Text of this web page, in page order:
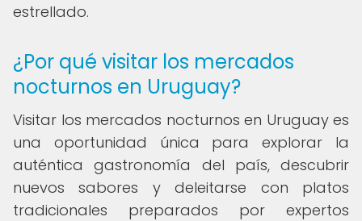
estrellado.
¿Por qué visitar los mercados
nocturnos en Uruguay?
Visitar los mercados nocturnos en Uruguay es
una oportunidad única para explorar la
auténtica gastronomía del país, descubrir
nuevos sabores y deleitarse con platos
tradicionales preparados por expertos